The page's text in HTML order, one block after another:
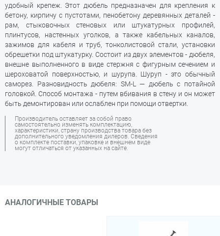
удобный крепеж. Этот дюбель предназначен для крепления к
бетону, кирпичу с пустотами, пенобетону деревянных деталей -
рам, стыковочных стеновых или штукатурных профилей,
плинтусов, настенных уголков, а также кабельных каналов,
зажимов для кабеля и труб, тонколистовой стали, установки
обрешетки под штукатурку. Состоит из двух элементов - дюбеля,
внешне выполненного в виде стержня с фигурным сечением и
шероховатой поверхностью, и шурупа. Шуруп - это обычный
саморез. Разновидность дюбеля: SM-L — дюбель с потайной
головкой. Способ монтажа - путем вбивания в стену и он может
быть демонтирован или ослаблен при помощи отвертки.
Производитель оставляет за собой право
самостоятельно изменять комплектацию,
характеристики, страну производства товара без
дополнительного уведомления дилеров. Сведения
о комплекте поставки, упаковке и внешнем виде
могут отличаться от указанных на сайте.
АНАЛОГИЧНЫЕ ТОВАРЫ